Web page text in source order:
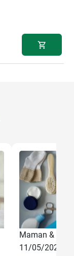
Maman & bébé
11/05/2026